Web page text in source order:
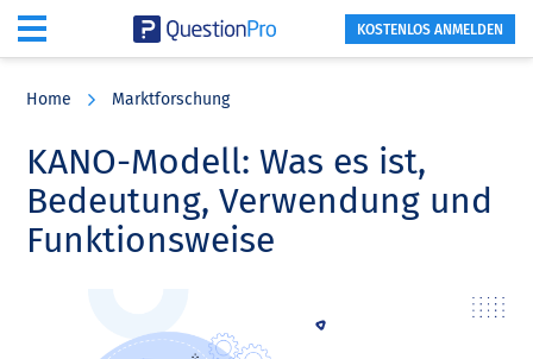
content
sidebar
KOSTENLOS ANMELDEN
Home Marktforschung
KANO-Modell: Was es ist,
Bedeutung, Verwendung und
Funktionsweise